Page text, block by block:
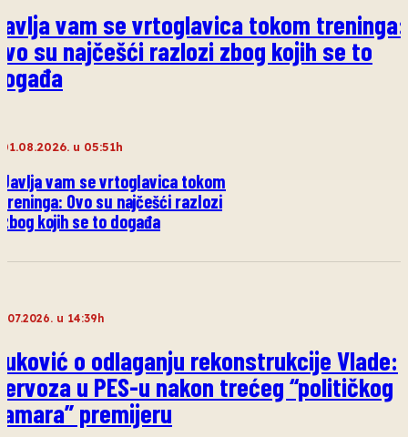
vam se vrtoglavica tokom treninga:
su najčešći razlozi zbog kojih se to
01.08.2026. u 05:51h
Javlja vam se vrtoglavica tokom
treninga: Ovo su najčešći razlozi
zbog kojih se to događa
u 14:39h
o odlaganju rekonstrukcije Vlade:
u PES-u nakon trećeg “političkog
premijeru